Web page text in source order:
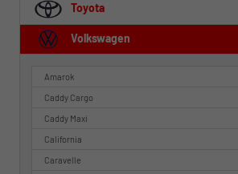
Toyota
Volkswagen
Amarok
Caddy Cargo
Caddy Maxi
California
Caravelle